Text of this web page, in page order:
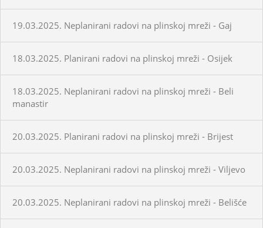
19.03.2025. Neplanirani radovi na plinskoj mreži - Gaj
18.03.2025. Planirani radovi na plinskoj mreži - Osijek
18.03.2025. Neplanirani radovi na plinskoj mreži - Beli
manastir
20.03.2025. Planirani radovi na plinskoj mreži - Brijest
20.03.2025. Neplanirani radovi na plinskoj mreži - Viljevo
20.03.2025. Neplanirani radovi na plinskoj mreži - Belišće